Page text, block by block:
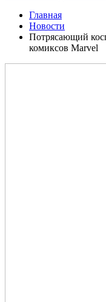
Главная
Новости
Потрясающий
комиксов Marvel